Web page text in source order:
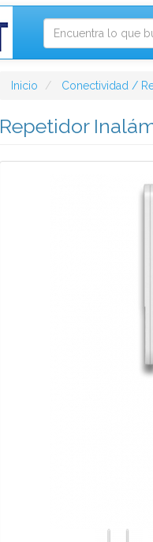
Inicio Conectividad /
Repetidor